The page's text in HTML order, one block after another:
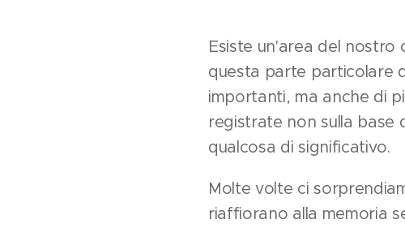
Esiste un'area del nostro
questa parte particolare
importanti, ma anche di
registrate non sulla base
qualcosa di significativo.
Molte volte ci
riaffiorano alla memoria